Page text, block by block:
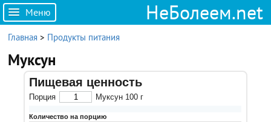
Меню НеБолеем.net
Главная > Продукты питания
Муксун
Пищевая ценность
Порция Муксун 100 г
Количество на порцию